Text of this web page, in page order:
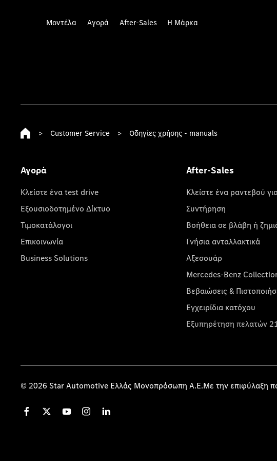
Μοντέλα Αγορά After-Sales Η Μάρκα
> Customer Service > Οδηγίες χρήσης - manuals
Αγορά
Κλείστε ένα test drive
Εξουσιοδοτημένο Δίκτυο
Τιμοκατάλογοι
Επικοινωνία
Business Solutions
After-Sales
Κλείστε ένα ραντεβού
Συντήρηση
Βοήθεια σε βλάβη ή
Γνήσια ανταλλακτικά
Αξεσουάρ
Mercedes-Benz
Βεβαιώσεις &
Εγχειρίδια κατόχου
Εξυπηρέτηση πελατών
© 2026 Star Automotive Ελλάς Μονοπρόσωπη Α.Ε.Με την επιφύλαξη